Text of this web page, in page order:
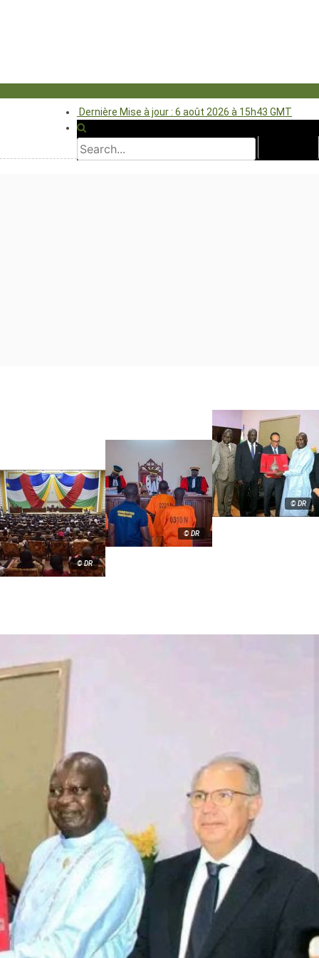
Dernière Mise à jour : 6 août 2026 à 15h43 GMT
© DR
© DR
© DR